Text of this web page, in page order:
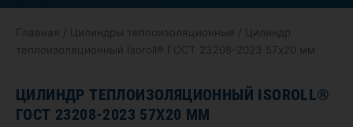
Главная Цилиндры теплоизоляционные / Цилиндр
теплоизоляционный Isoroll® ГОСТ 23208-2023 57х20 мм
ЦИЛИНДР ТЕПЛОИЗОЛЯЦИОННЫЙ ISOROLL®
ГОСТ 23208-2023 57Х20 ММ